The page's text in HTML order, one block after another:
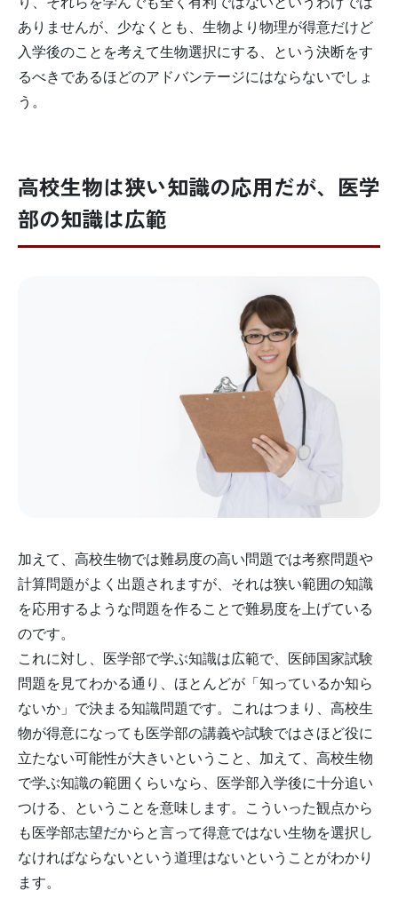
ありませんが、少なくとも、生物より物理が得意だけど
入学後のことを考えて生物選択にする、という決断をす
るべきであるほどのアドバンテージにはならないでしょ
う。
高校生物は狭い知識の応用だが、医学
部の知識は広範
加えて、高校生物では難易度の高い問題では考察問題や
計算問題がよく出題されますが、それは狭い範囲の知識
を応用するような問題を作ることで難易度を上げている
のです。
これに対し、医学部で学ぶ知識は広範で、医師国家試験
問題を見てわかる通り、ほとんどが「知っているか知ら
ないか」で決まる知識問題です。これはつまり、高校生
物が得意になっても医学部の講義や試験ではさほど役に
立たない可能性が大きいということ、加えて、高校生物
で学ぶ知識の範囲くらいなら、医学部入学後に十分追い
つける、ということを意味します。こういった観点から
も医学部志望だからと言って得意ではない生物を選択し
なければならないという道理はないということがわかり
ます。